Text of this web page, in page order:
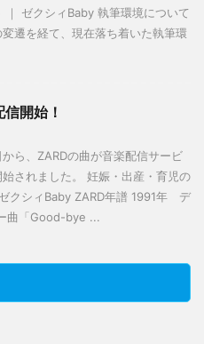
｜ ゼクシィBaby 執筆環境について
遷を経て、現在落ち着いた執筆環
開始！
ら、ZARDの曲が音楽配信サービ
されました。 妊娠・出産・育児の
クシィBaby ZARD年譜 1991年 デ
曲「Good-bye ...